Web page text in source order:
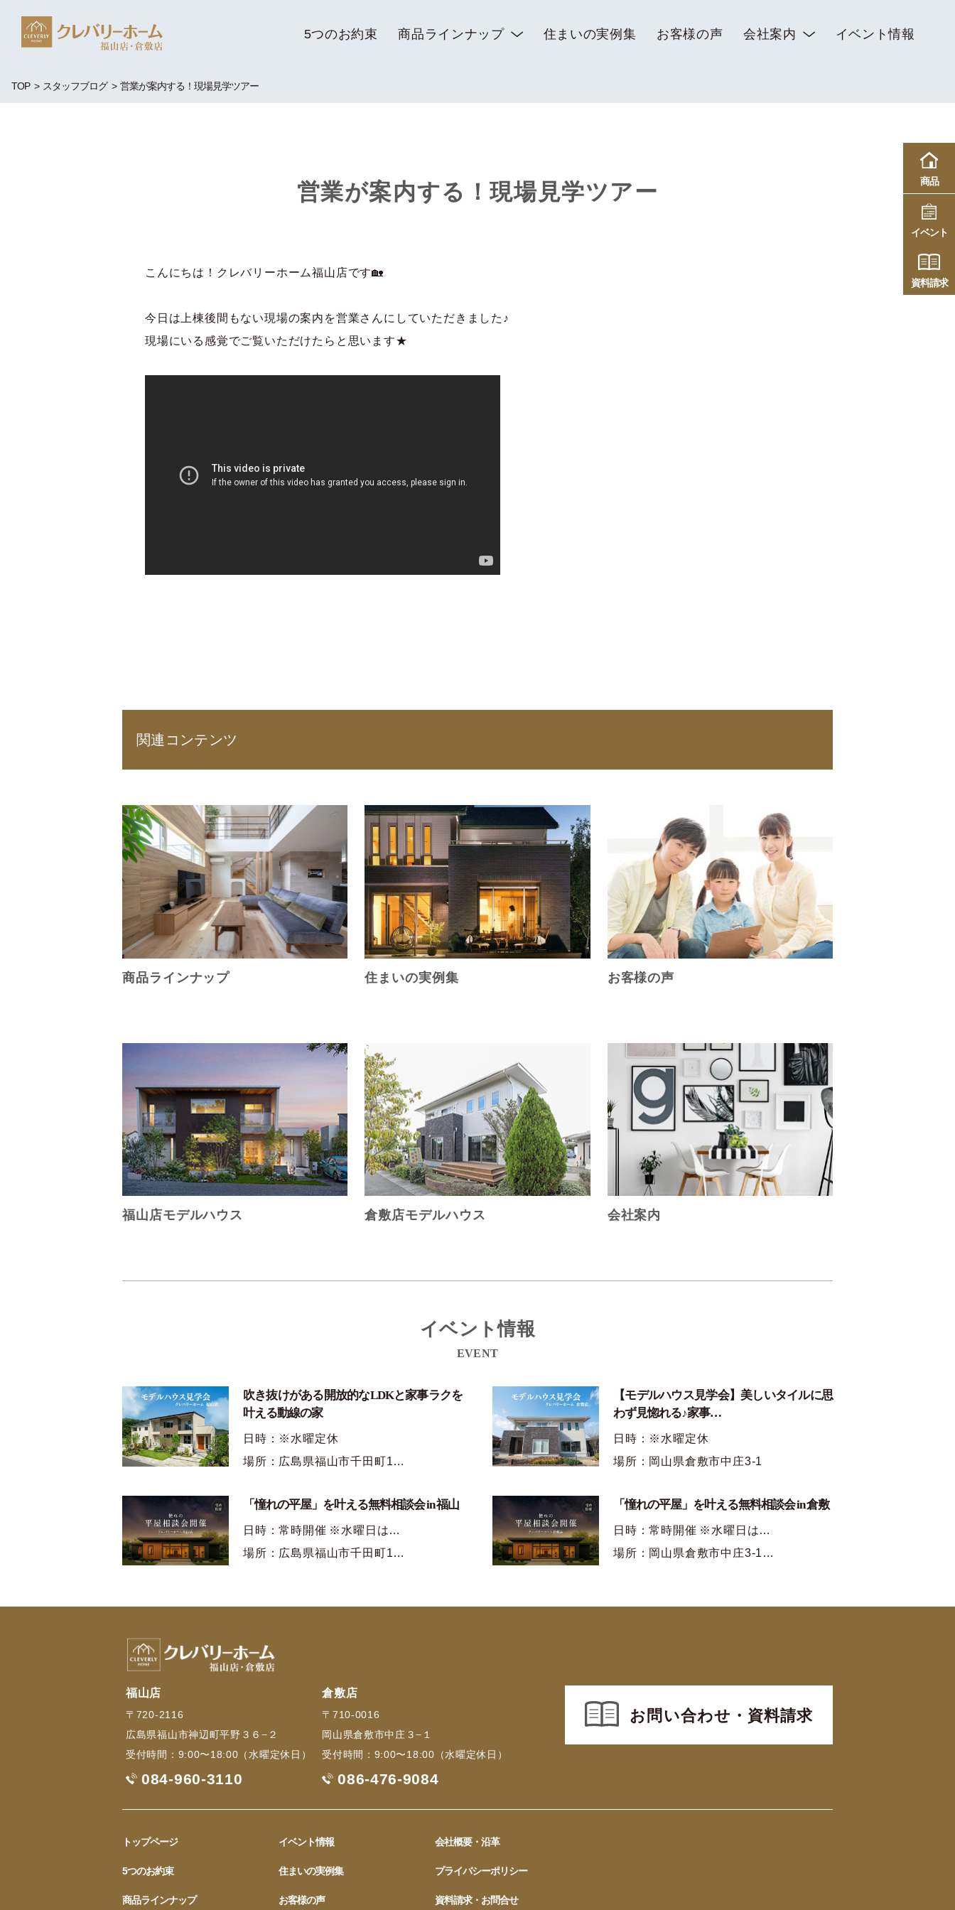
5つのお約束 商品ラインナップ 住まいの実例集 お客様の声 会社案内 イベント情報
TOP スタッフブログ 営業が案内する！現場見学ツアー
営業が案内する！現場見学ツアー
こんにちは！クレバリーホーム福山店です🏡
今日は上棟後間もない現場の案内を営業さんにしていただきました♪
現場にいる感覚でご覧いただけたらと思います★
関連コンテンツ
商品ラインナップ 住まいの実例集 お客様の声
福山店モデルハウス 倉敷店モデルハウス 会社案内
イベント情報
EVENT
吹き抜けがある開放的なLDKと家事ラクを
叶える動線の家
日時：※水曜定休
場所：広島県福山市千田町1…
【モデルハウス見学会】美しいタイルに思
わず見惚れる♪家事…
日時：※水曜定休
場所：岡山県倉敷市中庄3-1
「憧れの平屋」を叶える無料相談会 in 福山
日時：常時開催 ※水曜日は…
場所：広島県福山市千田町1…
「憧れの平屋」を叶える無料相談会 in 倉敷
日時：常時開催 ※水曜日は…
場所：岡山県倉敷市中庄3-1…
お問い合わせ・資料請求
福山店
〒720-2116
広島県福山市神辺町平野３６−２
受付時間：9:00〜18:00（水曜定休日）
084-960-3110
倉敷店
〒710-0016
岡山県倉敷市中庄３−１
受付時間：9:00〜18:00（水曜定休日）
086-476-9084
トップページ
5つのお約束
商品ラインナップ
イベント情報
住まいの実例集
お客様の声
会社概要・沿革
プライバシーポリシー
資料請求・お問合せ
商品
イベント
資料請求